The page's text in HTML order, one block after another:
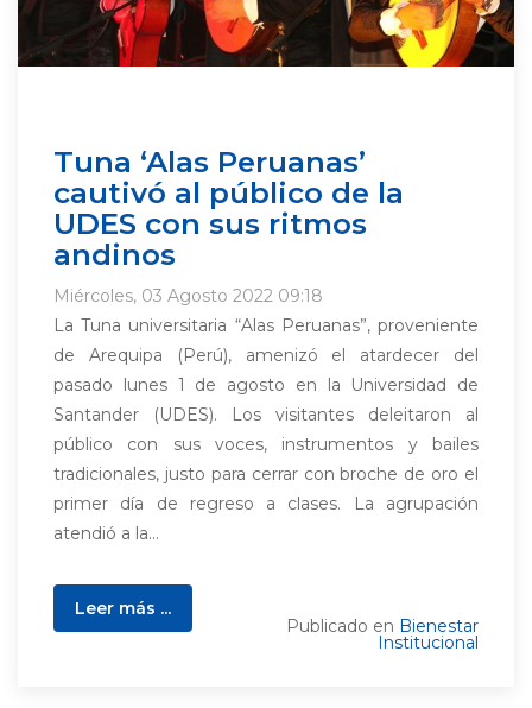
Tuna ‘Alas Peruanas’
cautivó al público de la
UDES con sus ritmos
andinos
Miércoles, 03 Agosto 2022 09:18
La Tuna universitaria “Alas Peruanas”, proveniente
de Arequipa (Perú), amenizó el atardecer del
pasado lunes 1 de agosto en la Universidad de
Santander (UDES). Los visitantes deleitaron al
público con sus voces, instrumentos y bailes
tradicionales, justo para cerrar con broche de oro el
primer día de regreso a clases. La agrupación
atendió a la...
Leer más ...
Publicado en Bienestar
Institucional